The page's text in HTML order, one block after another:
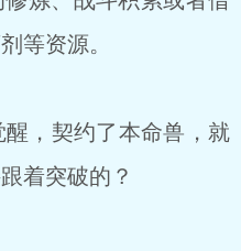
等资源。
，契约了本命兽，就
着突破的？